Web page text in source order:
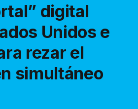
digital
Unidos e
rezar el
simultáneo